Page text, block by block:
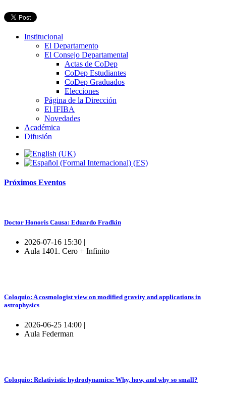
Institucional
El Departamento
El Consejo Departamental
Actas de CoDep
CoDep Estudiantes
CoDep Graduados
Elecciones
Página de la Dirección
El IFIBA
Novedades
Académica
Difusión
Próximos Eventos
Doctor Honoris Causa: Eduardo Fradkin
2026-07-16 15:30 |
Aula 1401. Cero + Infinito
Coloquio: A cosmologist view on modified gravity and applications in
astrophysics
2026-06-25 14:00 |
Aula Federman
Coloquio: Relativistic hydrodynamics: Why, how, and why so small?